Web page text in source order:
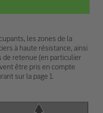
les zones de la
à haute résistance, ainsi
de retenue (en particulier
être pris en compte
sur la page 1.